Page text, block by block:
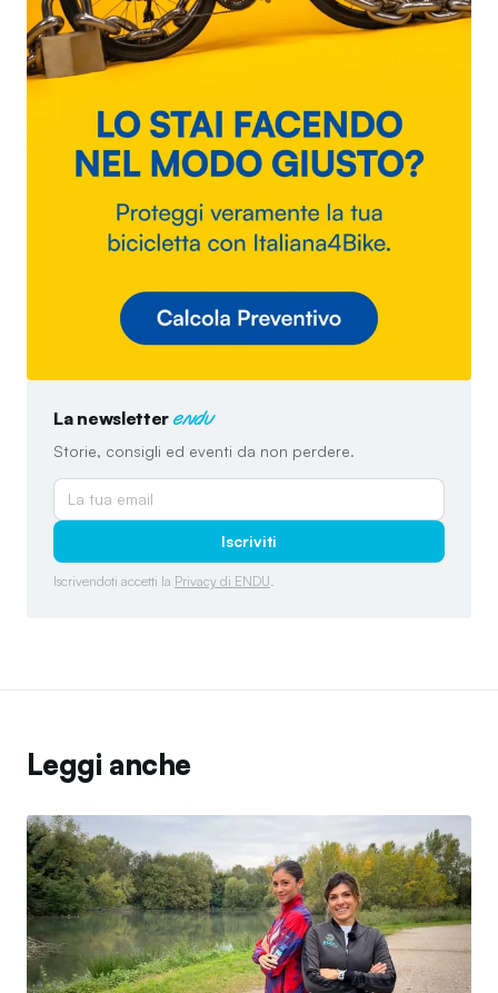
La newsletter endu
Storie, consigli ed eventi da non perdere.
Iscriviti
Iscrivendoti accetti la Privacy di ENDU
Leggi anche